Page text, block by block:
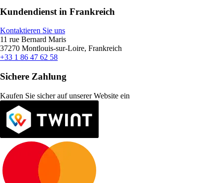
Kundendienst in Frankreich
Kontaktieren Sie uns
11 rue Bernard Maris
37270 Montlouis-sur-Loire, Frankreich
+33 1 86 47 62 58
Sichere Zahlung
Kaufen Sie sicher auf unserer Website ein